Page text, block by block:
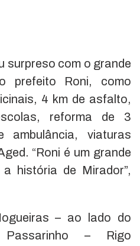
surpreso com o grande
prefeito Roni, como
4 km de asfalto,
reforma de 3
ambulância, viaturas
“Roni é um grande
história de Mirador”,
– ao lado do
Passarinho – Rigo